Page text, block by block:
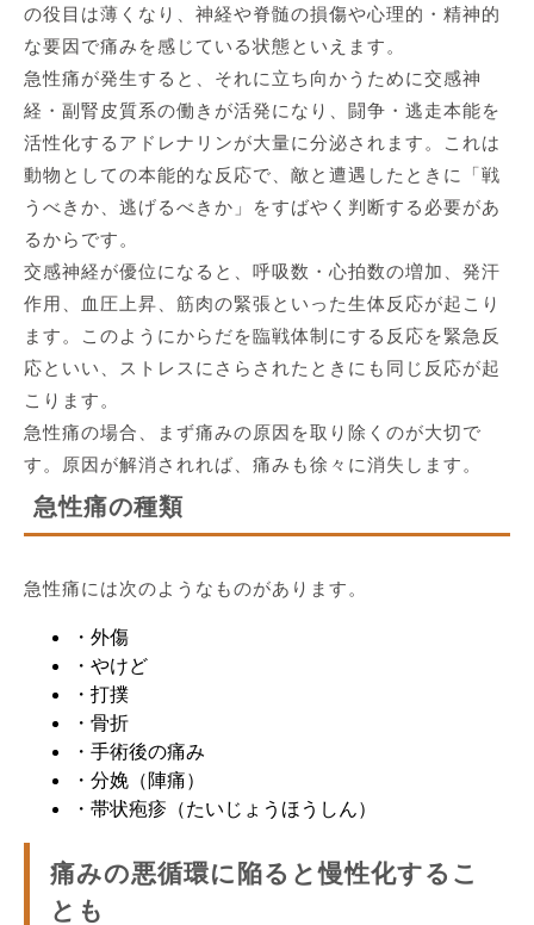
の役目は薄くなり、神経や脊髄の損傷や心理的・精神的
な要因で痛みを感じている状態といえます。
急性痛が発生すると、それに立ち向かうために交感神
経・副腎皮質系の働きが活発になり、闘争・逃走本能を
活性化するアドレナリンが大量に分泌されます。これは
動物としての本能的な反応で、敵と遭遇したときに「戦
うべきか、逃げるべきか」をすばやく判断する必要があ
るからです。
交感神経が優位になると、呼吸数・心拍数の増加、発汗
作用、血圧上昇、筋肉の緊張といった生体反応が起こり
ます。このようにからだを臨戦体制にする反応を緊急反
応といい、ストレスにさらされたときにも同じ反応が起
こります。
急性痛の場合、まず痛みの原因を取り除くのが大切で
す。原因が解消されれば、痛みも徐々に消失します。
急性痛の種類
急性痛には次のようなものがあります。
・外傷
・やけど
・打撲
・骨折
・手術後の痛み
・分娩（陣痛）
・帯状疱疹（たいじょうほうしん）
痛みの悪循環に陥ると慢性化するこ
とも